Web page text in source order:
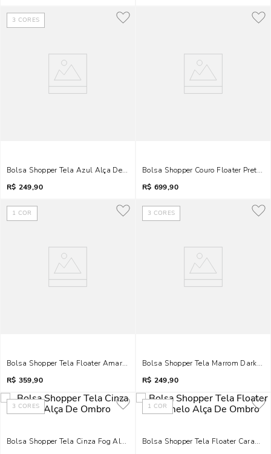
3 CORES
Bolsa Shopper Tela Azul Alça De Ombro
R$ 249,90
Bolsa Shopper Couro Floater Preto
R$ 699,90
1 COR
Bolsa Shopper Tela Floater Amarela Alça De Ombro
R$ 359,90
3 CORES
Bolsa Shopper Tela Marrom Dark
R$ 249,90
3 CORES
Bolsa Shopper Tela Cinza Fog Alça De Ombro
1 COR
Bolsa Shopper Tela Floater